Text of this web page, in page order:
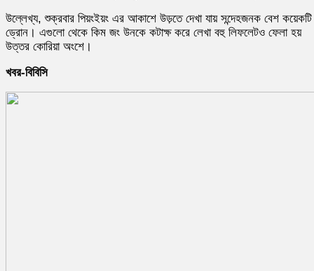
উল্লেখ্য, শুক্রবার পিয়ংইয়ং এর আকাশে উড়তে দেখা যায় সন্দেহজনক বেশ কয়েকটি
ড্রোন। এগুলো থেকে কিম জং উনকে কটাক্ষ করে লেখা বহু লিফলেটও ফেলা হয়
উত্তর কোরিয়া অংশে।
খবর-বিবিসি